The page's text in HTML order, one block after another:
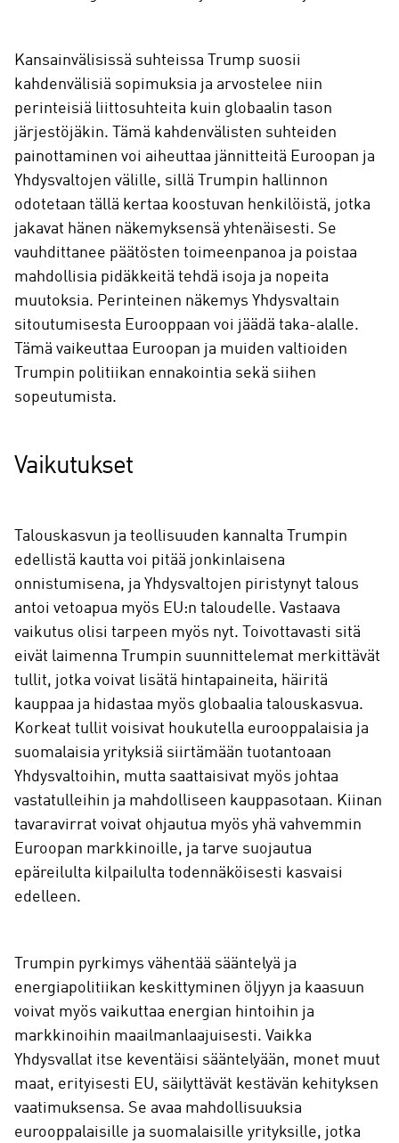
Kansainvälisissä suhteissa Trump suosii
kahdenvälisiä sopimuksia ja arvostelee niin
perinteisiä liittosuhteita kuin globaalin tason
järjestöjäkin. Tämä kahdenvälisten suhteiden
painottaminen voi aiheuttaa jännitteitä Euroopan ja
Yhdysvaltojen välille, sillä Trumpin hallinnon
odotetaan tällä kertaa koostuvan henkilöistä, jotka
jakavat hänen näkemyksensä yhtenäisesti. Se
vauhdittanee päätösten toimeenpanoa ja poistaa
mahdollisia pidäkkeitä tehdä isoja ja nopeita
muutoksia. Perinteinen näkemys Yhdysvaltain
sitoutumisesta Eurooppaan voi jäädä taka-alalle.
Tämä vaikeuttaa Euroopan ja muiden valtioiden
Trumpin politiikan ennakointia sekä siihen
sopeutumista.
Vaikutukset
Talouskasvun ja teollisuuden kannalta Trumpin
edellistä kautta voi pitää jonkinlaisena
onnistumisena, ja Yhdysvaltojen piristynyt talous
antoi vetoapua myös EU:n taloudelle. Vastaava
vaikutus olisi tarpeen myös nyt. Toivottavasti sitä
eivät laimenna Trumpin suunnittelemat merkittävät
tullit, jotka voivat lisätä hintapaineita, häiritä
kauppaa ja hidastaa myös globaalia talouskasvua.
Korkeat tullit voisivat houkutella eurooppalaisia ja
suomalaisia yrityksiä siirtämään tuotantoaan
Yhdysvaltoihin, mutta saattaisivat myös johtaa
vastatulleihin ja mahdolliseen kauppasotaan. Kiinan
tavaravirrat voivat ohjautua myös yhä vahvemmin
Euroopan markkinoille, ja tarve suojautua
epäreilulta kilpailulta todennäköisesti kasvaisi
edelleen.
Trumpin pyrkimys vähentää sääntelyä ja
energiapolitiikan keskittyminen öljyyn ja kaasuun
voivat myös vaikuttaa energian hintoihin ja
markkinoihin maailmanlaajuisesti. Vaikka
Yhdysvallat itse keventäisi sääntelyään, monet muut
maat, erityisesti EU, säilyttävät kestävän kehityksen
vaatimuksensa. Se avaa mahdollisuuksia
eurooppalaisille ja suomalaisille yrityksille, jotka